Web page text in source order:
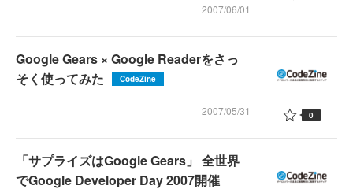
2007/06/01
Google Gears × Google Readerをさっ
そく使ってみた
CodeZine
2007/05/31 0
「サプライズはGoogle Gears」 全世界
でGoogle Developer Day 2007開催